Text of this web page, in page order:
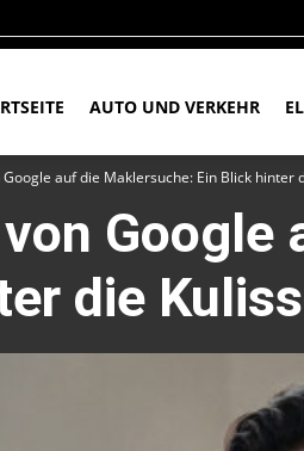
AUTO UND VERKEHR
auf die Maklersuche: Ein Blick hinter
die